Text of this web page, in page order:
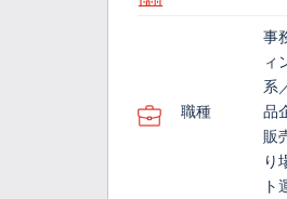
職種
事
ィ
系
品
販
り
ト